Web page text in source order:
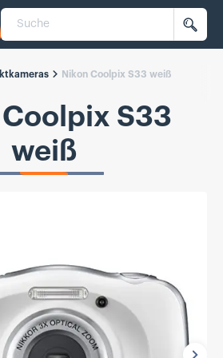
Suche
Nikon Coolpix S33 weiß
Coolpix S33
weiß